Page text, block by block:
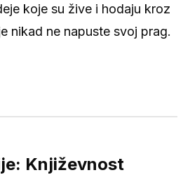
koje su žive i hodaju kroz
nikad ne napuste svoj prag.
Književnost